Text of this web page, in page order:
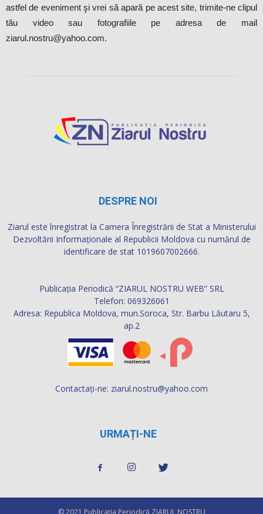
astfel de eveniment şi vrei să apară pe acest site, trimite-ne clipul
tău video sau fotografiile pe adresa de mail
ziarul.nostru@yahoo.com.
DESPRE NOI
Ziarul este înregistrat la Camera Înregistrării de Stat a Ministerului
Dezvoltării Informaţionale al Republicii Moldova cu numărul de
identificare de stat 1019607002666.
Publicația Periodică “ZIARUL NOSTRU WEB” SRL
Telefon: 069326061
Adresa: Republica Moldova, mun.Soroca, Str. Barbu Lăutaru 5,
ap.2
Contactați-ne: ziarul.nostru@yahoo.com
URMAȚI-NE
© 2021 Publicaţia Periodică ZIARUL NOSTRU